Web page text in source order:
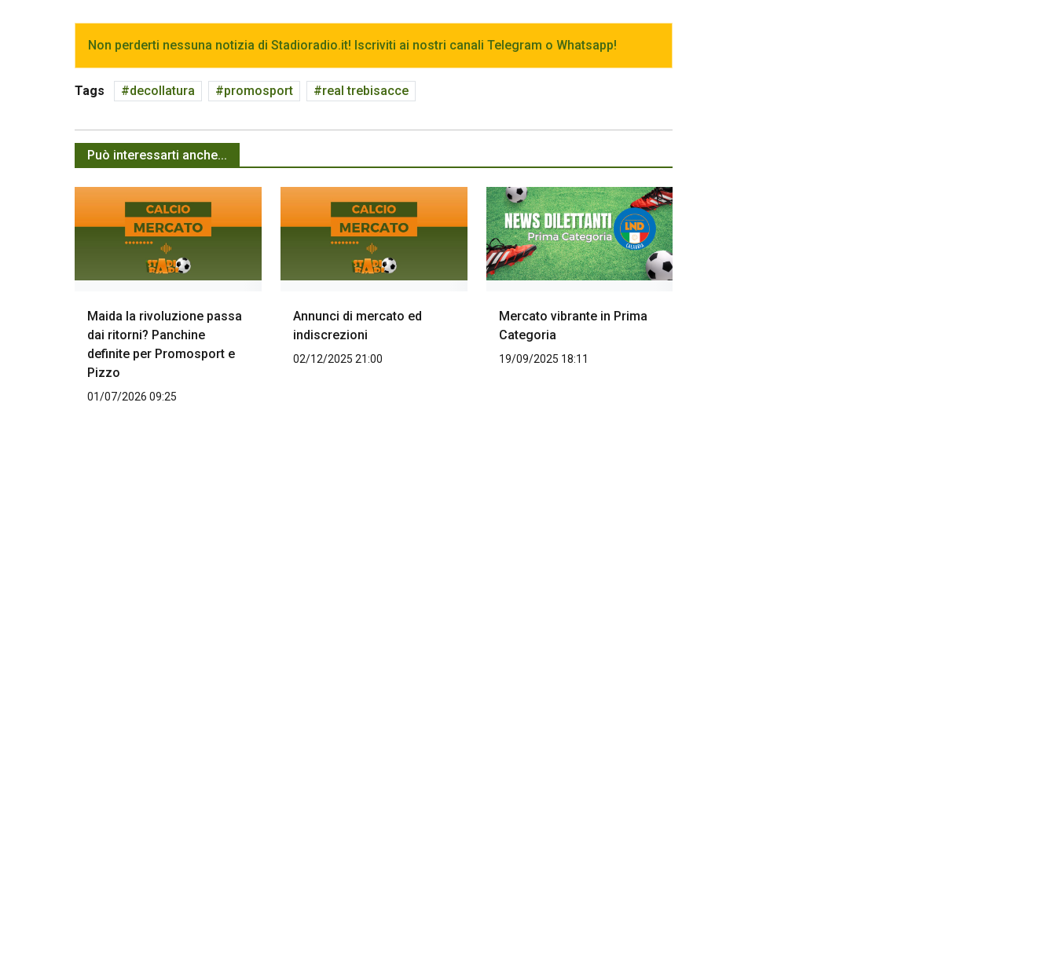
Non perderti nessuna notizia di Stadioradio.it! Iscriviti ai nostri canali Telegram o Whatsapp!
Tags decollatura promosport real trebisacce
Può interessarti anche...
Maida la rivoluzione passa
dai ritorni? Panchine
definite per Promosport e
Pizzo
01/07/2026 09:25
Annunci di mercato ed
indiscrezioni
02/12/2025 21:00
Mercato vibrante in Prima
Categoria
19/09/2025 18:11